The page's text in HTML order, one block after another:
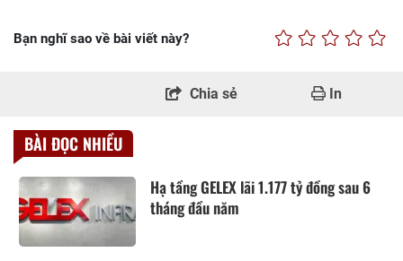
Bạn nghĩ sao về bài viết này?
Chia sẻ In
BÀI ĐỌC NHIỀU
Hạ tầng GELEX lãi 1.177 tỷ đồng sau 6
tháng đầu năm